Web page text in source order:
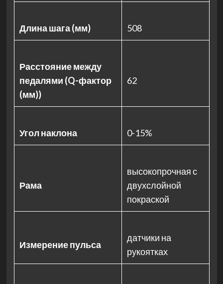
Длина шага (мм) 508
Расстояние между
педалями (Q-фактор
(мм))
62
Угол наклона 0-15%
Рама
высокопрочная с
двухслойной
покраской
Измерение пульса
датчики на
рукоятках